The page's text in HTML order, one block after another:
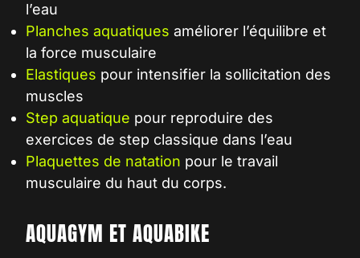
l’eau
Planches aquatiques améliorer l’équilibre et
la force musculaire
Elastiques pour intensifier la sollicitation des
muscles
Step aquatique pour reproduire des
exercices de step classique dans l’eau
Plaquettes de natation pour le travail
musculaire du haut du corps.
AQUAGYM ET AQUABIKE